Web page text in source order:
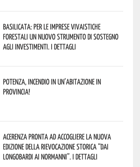
Basilicata: per le imprese vivaistiche
forestali un nuovo strumento di sostegno
agli investimenti. I dettagli
Potenza, incendio in un’abitazione in
provincia!
Acerenza pronta ad accogliere la nuova
edizione della rievocazione storica “Dai
Longobardi ai Normanni”. I dettagli